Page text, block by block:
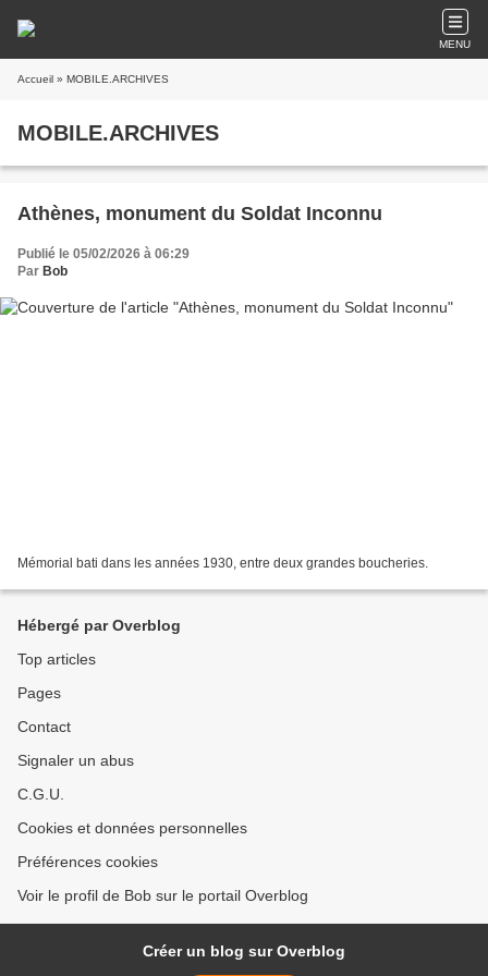
MENU
Accueil » MOBILE.ARCHIVES
MOBILE.ARCHIVES
Athènes, monument du Soldat Inconnu
Publié le 05/02/2026 à 06:29
Par Bob
Mémorial bati dans les années 1930, entre deux grandes boucheries.
Hébergé par Overblog
Top articles
Pages
Contact
Signaler un abus
C.G.U.
Cookies et données personnelles
Préférences cookies
Voir le profil de Bob sur le portail Overblog
Créer un blog sur Overblog